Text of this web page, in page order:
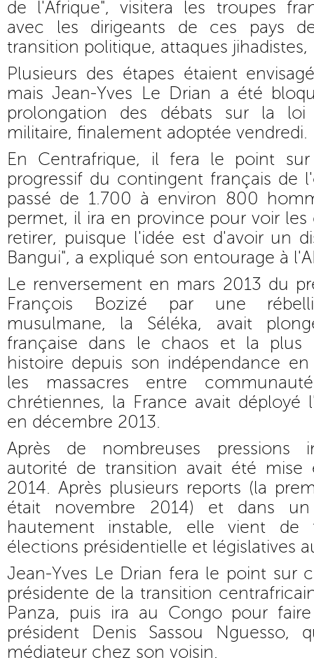
de l'Afrique", visitera les troupes
avec les dirigeants de ces pays
transition politique, attaques
Plusieurs des étapes étaient
mais Jean-Yves Le Drian a été
prolongation des débats sur la loi
militaire, finalement adoptée vendredi.
En Centrafrique, il fera le point sur
progressif du contingent français de
passé de 1.700 à environ 800
permet, il ira en province pour voir les
retirer, puisque l'idée est d'avoir un
Bangui", a expliqué son entourage à
Le renversement en mars 2013 du
François Bozizé par une
musulmane, la Séléka, avait
française dans le chaos et la plus
histoire depuis son indépendance
les massacres entre
chrétiennes, la France avait déployé
en décembre 2013.
Après de nombreuses pressions
autorité de transition avait été mise
2014. Après plusieurs reports (la
était novembre 2014) et dans
hautement instable, elle vient
élections présidentielle et législatives
Jean-Yves Le Drian fera le point sur
présidente de la transition
Panza, puis ira au Congo pour
président Denis Sassou
médiateur chez son voisin.